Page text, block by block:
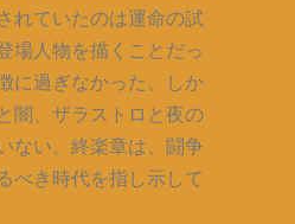
れていたのは運命の試
場人物を描くことだっ
に過ぎなかった。しか
闇、ザラストロと夜の
ない。終楽章は、闘争
べき時代を指し示して